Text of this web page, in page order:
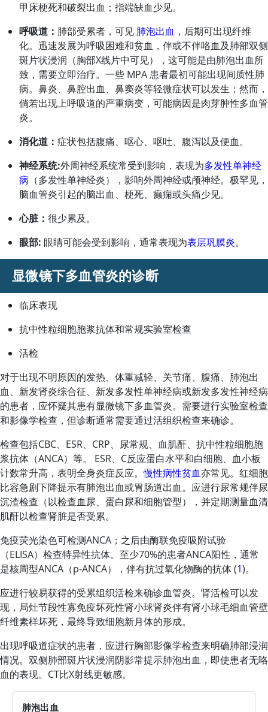
甲床梗死和破裂出血；指端缺血少见。
呼吸道： 肺部受累者，可见 肺泡出血 ，后期可出现纤维
化。迅速发展为呼吸困难和贫血，伴或不伴咯血及肺部双侧
斑片状浸润（胸部X线片中可见），这可能是由肺泡出血所
致，需要立即治疗。一些 MPA 患者最初可能出现间质性肺
病。鼻炎、鼻腔出血、鼻窦炎等轻微症状可以发生；然而，
倘若出现上呼吸道的严重病变，可能病因是肉芽肿性多血管
炎。
消化道： 症状包括腹痛、呕心、呕吐、腹泻以及便血。
神经系统:外周神经系统常受到影响，表现为多发性单神经
病 （多发性单神经炎），影响外周神经或颅神经。极罕见，
脑血管炎引起的脑出血、梗死、癫痫或头痛少见。
心脏： 很少累及。
眼部: 眼睛可能会受到影响，通常表现为表层巩膜炎。
显微镜下多血管炎的诊断
临床表现
抗中性粒细胞胞浆抗体和常规实验室检查
活检
对于出现不明原因的发热、体重减轻、关节痛、腹痛、肺泡出
血、新发肾炎综合征、新发多发性单神经病或新发多发性神经病
的患者，应怀疑其患有显微镜下多血管炎。需要进行实验室检查
和影像学检查，但诊断通常需要通过活组织检查来确诊。
检查包括CBC、ESR、CRP、尿常规、血肌酐、抗中性粒细胞胞
浆抗体（ANCA）等。 ESR、C反应蛋白水平和白细胞、血小板
计数常升高，表明全身炎症反应。慢性病性贫血亦常见。红细胞
比容急剧下降提示有肺泡出血或胃肠道出血。应进行尿常规伴尿
沉渣检查（以检查血尿、蛋白尿和细胞管型），并定期测量血清
肌酐以检查肾脏是否受累。
免疫荧光染色可检测ANCA；之后由酶联免疫吸附试验
（ELISA）检查特异性抗体。至少70%的患者ANCA阳性，通常
是核周型ANCA（p-ANCA），伴有抗过氧化物酶的抗体 (1)。
应进行较易获得的受累组织活检来确诊血管炎。肾活检可以发
现，局灶节段性寡免疫坏死性肾小球肾炎伴有肾小球毛细血管壁
纤维素样坏死，最终导致细胞新月体的形成。
出现呼吸道症状的患者，应进行胸部影像学检查来明确肺部浸润
情况。双侧肺部斑片状浸润阴影常提示肺泡出血，即使患者无咯
血的表现。CT比X射线更敏感。
肺泡出血